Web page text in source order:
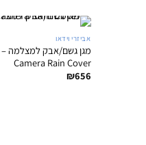
אביזרי וידאו
Camera Rain Cover
₪656